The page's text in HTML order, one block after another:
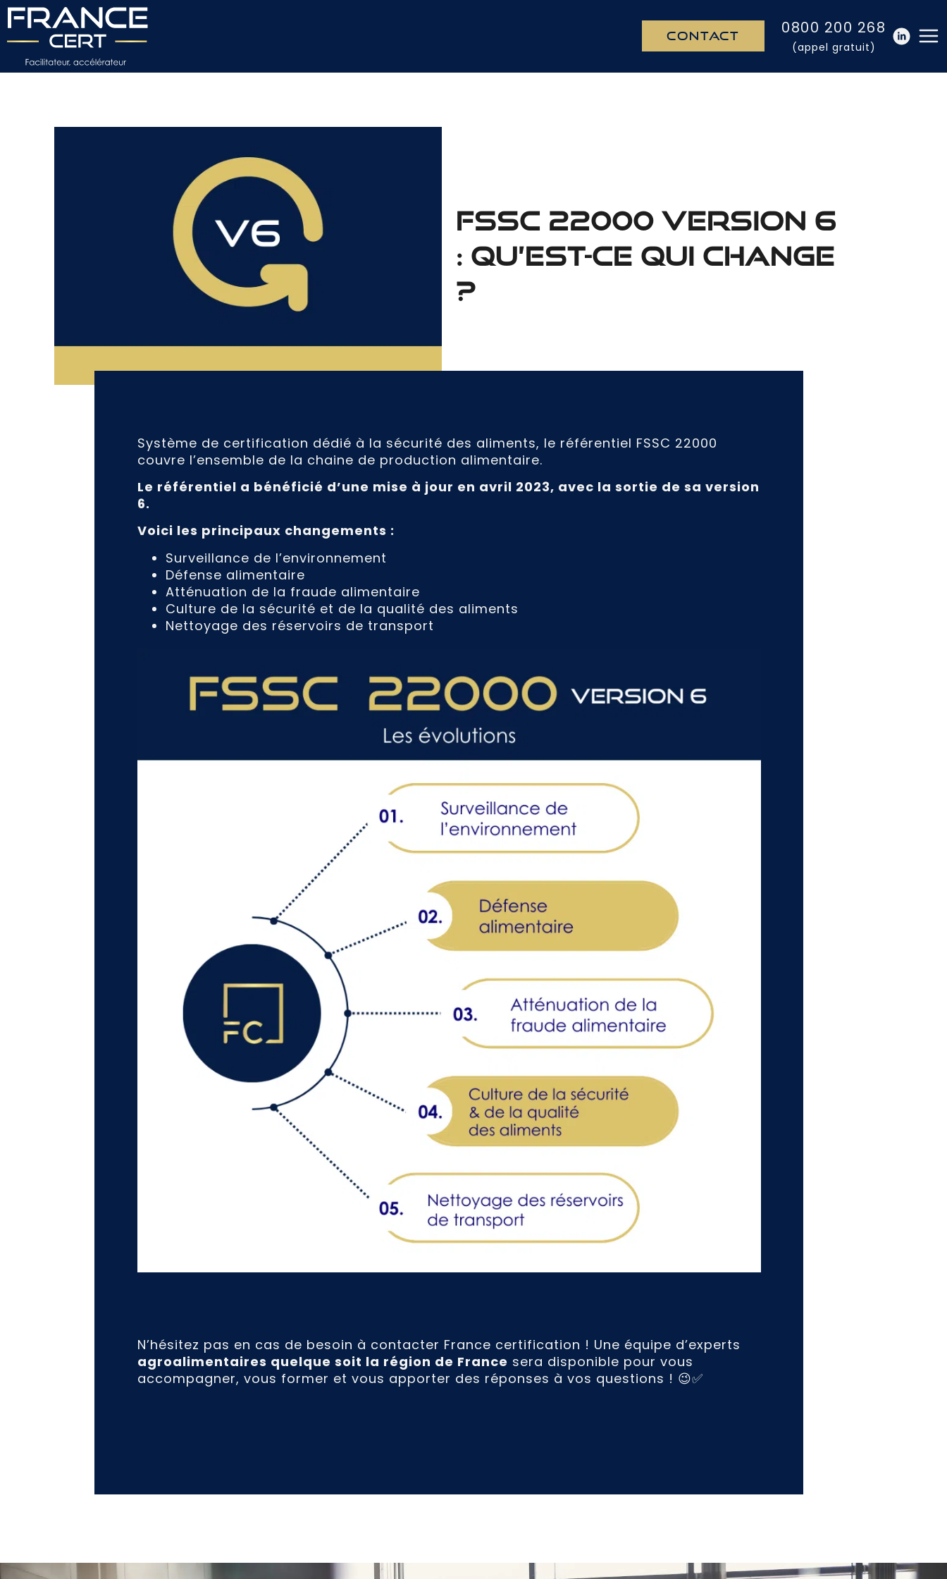
CONTACT 0800 200 268
(appel gratuit)
FSSC 22000 version 6
: Qu’est-ce qui change
?
Système de certification dédié à la sécurité des aliments, le référentiel FSSC 22000
couvre l’ensemble de la chaine de production alimentaire.
Le référentiel a bénéficié d’une mise à jour en avril 2023, avec la sortie de sa version
6.
Voici les principaux changements :
Surveillance de l’environnement
Défense alimentaire
Atténuation de la fraude alimentaire
Culture de la sécurité et de la qualité des aliments
Nettoyage des réservoirs de transport
N’hésitez pas en cas de besoin à contacter France certification ! Une équipe d’experts
agroalimentaires quelque soit la région de France sera disponible pour vous
accompagner, vous former et vous apporter des réponses à vos questions ! 😉✅